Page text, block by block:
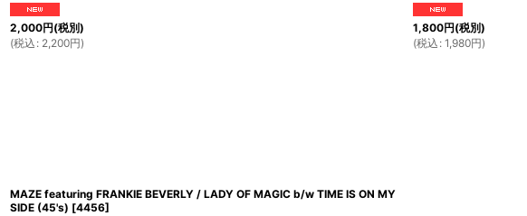
2,000円(税別)
(税込 : 2,200円)
1,800円(税別)
(税込 : 1,980円)
MAZE featuring FRANKIE BEVERLY / LADY OF MAGIC b/w TIME IS ON MY
SIDE (45's) [4456]